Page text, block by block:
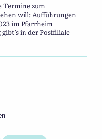
Termine zum
will: Aufführungen
im Pfarrheim
in der Postfiliale